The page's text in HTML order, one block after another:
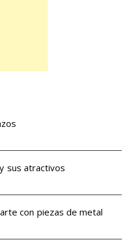
sus atractivos
con piezas de metal